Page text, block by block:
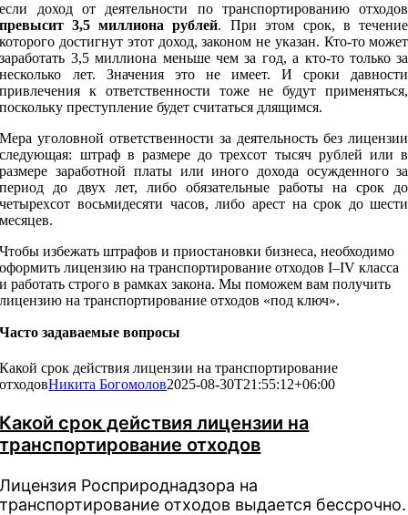
если доход от деятельности по транспортированию отходов
превысит 3,5 миллиона рублей. При этом срок, в течение
которого достигнут этот доход, законом не указан. Кто-то может
заработать 3,5 миллиона меньше чем за год, а кто-то только за
несколько лет. Значения это не имеет. И сроки давности
привлечения к ответственности тоже не будут применяться,
поскольку преступление будет считаться длящимся.
Мера уголовной ответственности за деятельность без лицензии
следующая: штраф в размере до трехсот тысяч рублей или в
размере заработной платы или иного дохода осужденного за
период до двух лет, либо обязательные работы на срок до
четырехсот восьмидесяти часов, либо арест на срок до шести
месяцев.
Чтобы избежать штрафов и приостановки бизнеса, необходимо
оформить лицензию на транспортирование отходов I–IV класса
и работать строго в рамках закона. Мы поможем вам получить
лицензию на транспортирование отходов «под ключ».
Часто задаваемые вопросы
Какой срок действия лицензии на транспортирование
отходовНикита Богомолов2025-08-30T21:55:12+06:00
Какой срок действия лицензии на
транспортирование отходов
Лицензия Росприроднадзора на
транспортирование отходов выдается бессрочно.